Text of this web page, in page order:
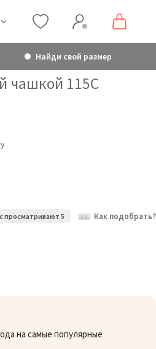
Найди свой размер
чашкой 115C
просматривают 5 Как подобрать?
на самые популярные